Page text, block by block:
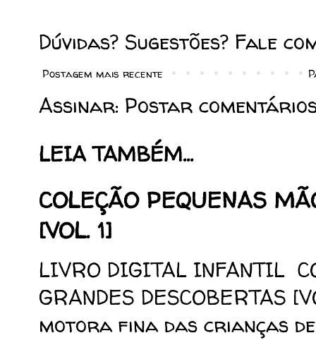
Dúvidas? Sugestões? Fale
Postagem mais recente
Assinar: Postar
LEIA TAMBÉM...
COLEÇÃO PEQUENAS
[VOL. 1]
LIVRO DIGITAL INFANTIL
GRANDES DESCOBERTAS
motora fina das crianças